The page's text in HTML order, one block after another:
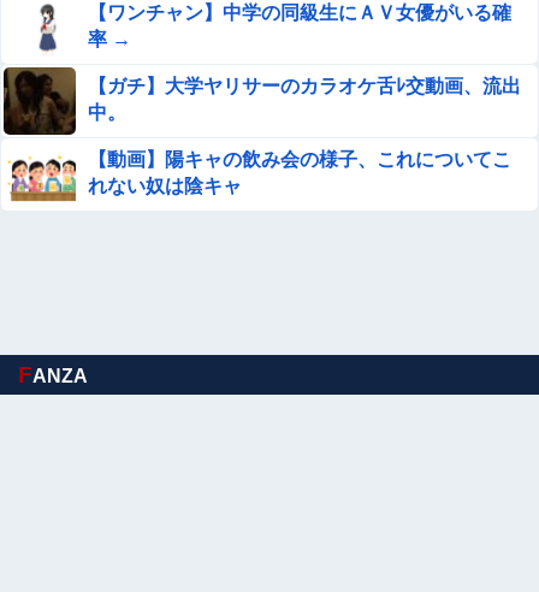
ヌーディストビーチじゃない海水浴場で女が全裸オ○ニー
すると3分以内にこうなるらしいｗｗｗ
【悲報】 佳子さま、あやうく「おパンツ」がお見えになっ
てしまうｗｗｗｗｗ
【エロ画像】ビリー・アイリッシュ、マ○コ（女性器）披
露
【画像】 劇場版『メイドインアビス 』、陥没乳首のエ□キ
【ワンチャン】中学の同級生にＡＶ女優がいる確
率 →
【ガチ】大学ヤリサーのカラオケ舌ﾚ交動画、流出
中。
【動画】陽キャの飲み会の様子、これについてこ
れない奴は陰キャ
FANZA